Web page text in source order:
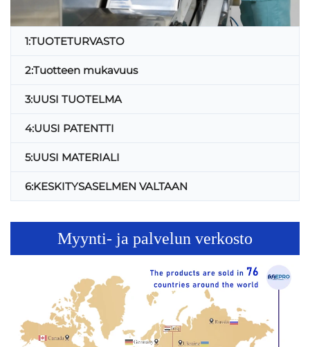
1:TUOTETURVASTO
2:Tuotteen mukavuus
3:UUSI TUOTELMA
4:UUSI PATENTTI
5:UUSI MATERIALI
6:KESKITYSASELMEN VALTAAN
Myynti- ja palvelun verkosto